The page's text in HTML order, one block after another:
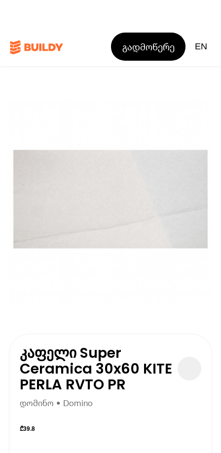
გადმოწერე EN
კაფელი Super
Ceramica 30x60 KITE
PERLA RVTO PR
დომინო • Domino
₾39.8